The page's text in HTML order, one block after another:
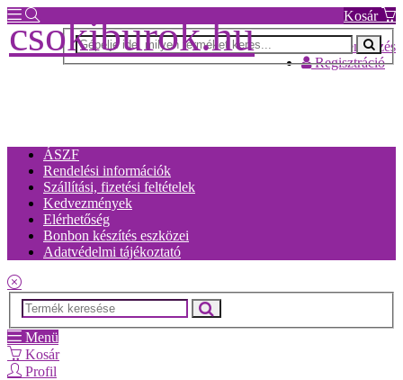
Kosár
Bejelentkezés
Regisztráció
csokiburok.hu
ÁSZF
Rendelési információk
Szállítási, fizetési feltételek
Kedvezmények
Elérhetőség
Bonbon készítés eszközei
Adatvédelmi tájékoztató
Menü
Kosár
Profil